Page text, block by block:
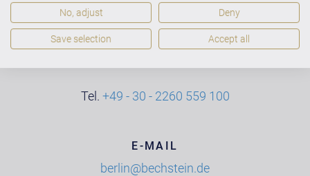
C. Bechstein Centrum Berlin
Kantstraße 17
10623 Berlin
Tel. +49 - 30 - 2260 559 100
E-MAIL
berlin@bechstein.de
No, adjust Deny
Save selection Accept all